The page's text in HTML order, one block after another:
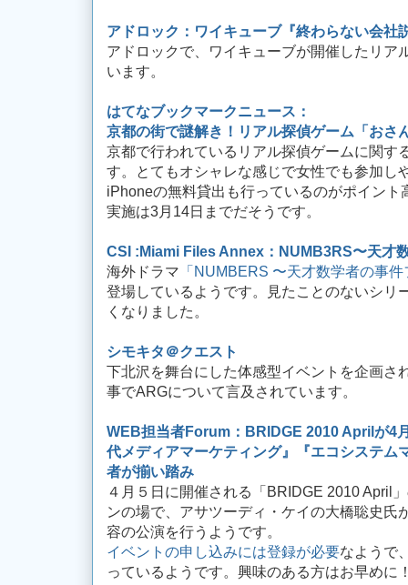
アドロック：ワイキューブ『終わらない会社
アドロックで、ワイキューブが開催したリア
います。
はてなブックマークニュース：
京都の街で謎解き！リアル探偵ゲーム「おさ
京都で行われているリアル探偵ゲームに関す
す。とてもオシャレな感じで女性でも参加し
iPhoneの無料貸出も行っているのがポイント
実施は3月14日までだそうです。
CSI :Miami Files Annex：NUMB3RS〜天才
海外ドラマ 「NUMBERS 〜天才数学者の事
登場しているようです。見たことのないシリ
くなりました。
シモキタ＠クエスト
下北沢を舞台にした体感型イベントを企画さ
事でARGについて言及されています。
WEB担当者Forum：BRIDGE 2010 Aprilが4
代メディアマーケティング』『エコシステム
者が揃い踏み
４月５日に開催される「BRIDGE 2010 April
ンの場で、アサツーディ・ケイの大橋聡史氏
容の公演を行うようです。
イベントの申し込みには登録が必要なようで
っているようです。興味のある方はお早めに